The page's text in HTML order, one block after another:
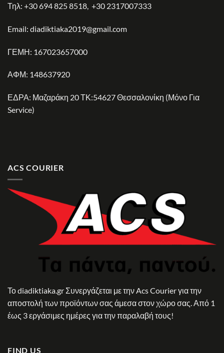
Τηλ: +30 694 825 8518, +30 2317007333
Email: diadiktiaka2019@gmail.com
ΓΕΜΗ: 167023657000
ΑΦΜ: 148637920
ΕΔΡΑ: Μαζαράκη 20 ΤΚ:54627 Θεσσαλονίκη (Μόνο Για
Service)
ACS COURIER
Το diadiktiaka.gr Συνεργάζεται με την Acs Courier για την
αποστολή των προϊόντων σας άμεσα στον χώρο σας. Από 1
έως 3 εργάσιμες ημέρες για την παραλαβή τους!
FIND US